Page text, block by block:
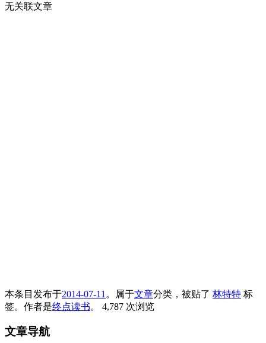
无关联文章
本条目发布于2014-07-11 。属于文章分类，被贴了 林特特 标
签。 作者是终点读书。 4,787 次浏览
文章导航